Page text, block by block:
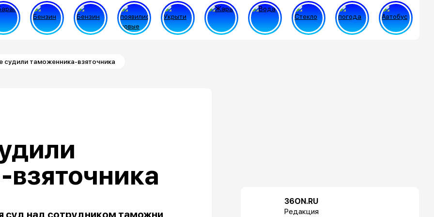
судили таможенника-взяточника
суд над сотрудником таможни,
36ON.RU
Редакция